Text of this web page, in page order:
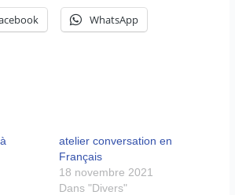
WhatsApp
atelier conversation en
Français
18 novembre 2021
Dans "Divers"